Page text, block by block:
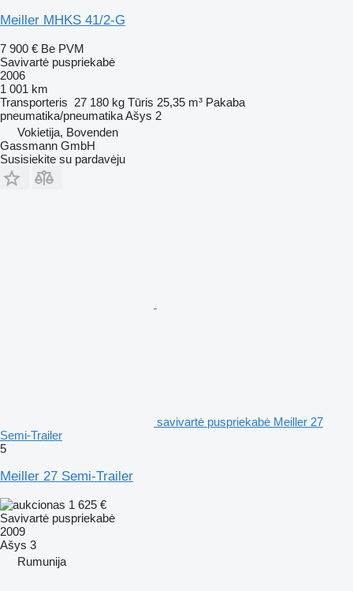
Meiller MHKS 41/2-G
7 900 € Be PVM
Savivartė puspriekabė
2006
1 001 km
Transporteris 27 180 kg Tūris 25,35 m³ Pakaba
pneumatika/pneumatikaAšys 2
Vokietija, Bovenden
Gassmann GmbH
Susisiekite su pardavėju
savivartė puspriekabė Meiller 27
Semi-Trailer
5
Meiller 27 Semi-Trailer
1 625 €
Savivartė puspriekabė
2009
Ašys 3
Rumunija